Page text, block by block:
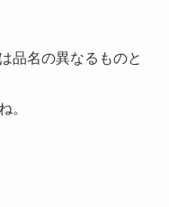
品名の異なるものと
。